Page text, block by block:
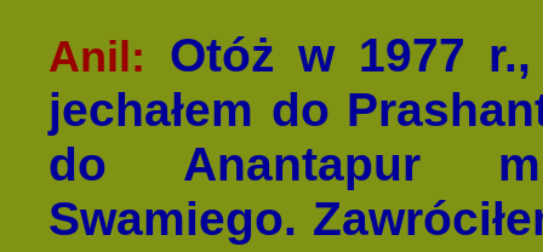
Anil: Otóż w 1977
jechałem do
do Anantapur
Swamiego.